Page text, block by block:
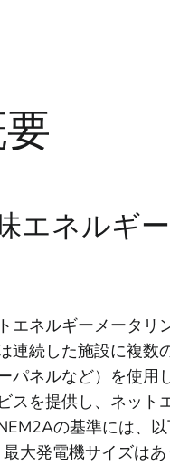
エネルギ
エネルギーメータリ
連続した施設に複数
パネルなど）を使用
スを提供し、ネット
の基準には、以
最大発電機サイズは